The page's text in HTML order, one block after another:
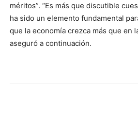
méritos”. “Es más que discutible
ha sido un elemento fundamental
que la economía crezca más que en
aseguró a continuación.